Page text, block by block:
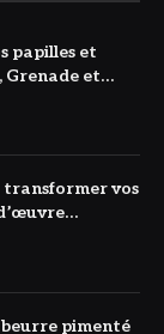
papilles et
et
transformer vos
pimenté